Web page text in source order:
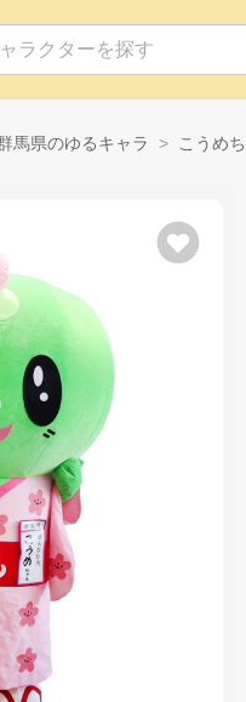
馬県のゆるキャラ こうめ